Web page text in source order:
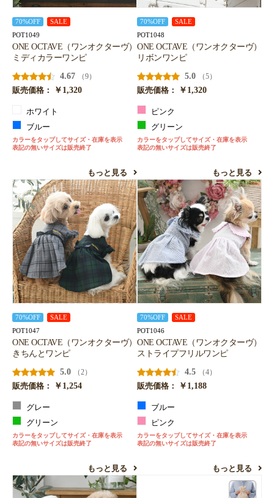
70%OFF SALE
POT1049
ONE OCTAVE（ワンオクターヴ）
ミディカラーワンピ
4.67
（9）
販売価格：
￥1,320
ホワイト
ブルー
カラーをタップしてサイズ・在庫を表示
表記の無いサイズは販売終了
もっと見る
70%OFF SALE
POT1048
ONE OCTAVE（ワンオクターヴ）
リボンワンピ
5.0
（5）
販売価格：
￥1,320
ピンク
グリーン
カラーをタップしてサイズ・在庫を表示
表記の無いサイズは販売終了
もっと見る
70%OFF SALE
POT1047
ONE OCTAVE（ワンオクターヴ）
きちんとワンピ
5.0
（2）
販売価格：
￥1,254
グレー
グリーン
カラーをタップしてサイズ・在庫を表示
表記の無いサイズは販売終了
もっと見る
70%OFF SALE
POT1046
ONE OCTAVE（ワンオクターヴ）
ストライプフリルワンピ
4.5
（4）
販売価格：
￥1,188
ブルー
ピンク
カラーをタップしてサイズ・在庫を表示
表記の無いサイズは販売終了
もっと見る